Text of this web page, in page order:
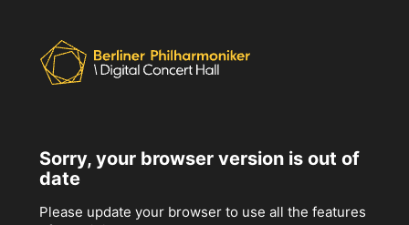
Sorry, your browser version is out of
date
Please update your browser to use all the features